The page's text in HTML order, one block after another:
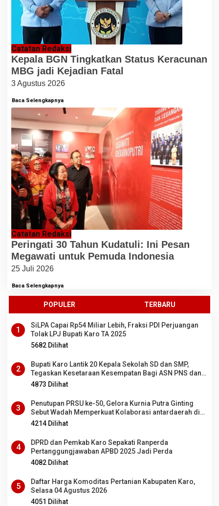
Catatan Redaksi
Kepala BGN Tingkatkan Status Keracunan
MBG jadi Kejadian Fatal
3 Agustus 2026
Baca Selengkapnya
Catatan Redaksi
Peringati 30 Tahun Kudatuli: Ini Pesan
Megawati untuk Pemuda Indonesia
25 Juli 2026
Baca Selengkapnya
POPULER TERBARU
1
SiLPA Capai Rp54 Miliar Lebih, Fraksi PDI Perjuangan
Tolak LPJ Bupati Karo TA 2025
5682 Dilihat
2
Bupati Karo Lantik 20 Kepala Sekolah SD dan SMP,
Tegaskan Kesetaraan Kesempatan Bagi ASN PNS dan
PPPK
4873 Dilihat
3
Penutupan PRSU ke-50, Gelora Kurnia Putra Ginting
Sebut Wadah Memperkuat Kolaborasi antardaerah di
Sumut
4214 Dilihat
4
DPRD dan Pemkab Karo Sepakati Ranperda
Pertanggungjawaban APBD 2025 Jadi Perda
4082 Dilihat
5
Daftar Harga Komoditas Pertanian Kabupaten Karo,
Selasa 04 Agustus 2026
4051 Dilihat